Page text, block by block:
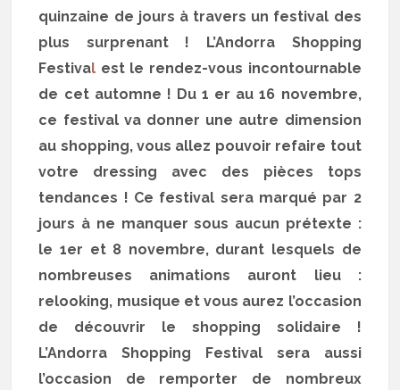
quinzaine de jours à travers un festival des
plus surprenant ! L’Andorra Shopping
Festival est le rendez-vous incontournable
de cet automne ! Du 1 er au 16 novembre,
ce festival va donner une autre dimension
au shopping, vous allez pouvoir refaire tout
votre dressing avec des pièces tops
tendances ! Ce festival sera marqué par 2
jours à ne manquer sous aucun prétexte :
le 1er et 8 novembre, durant lesquels de
nombreuses animations auront lieu :
relooking, musique et vous aurez l’occasion
de découvrir le shopping solidaire !
L’Andorra Shopping Festival sera aussi
l’occasion de remporter de nombreux